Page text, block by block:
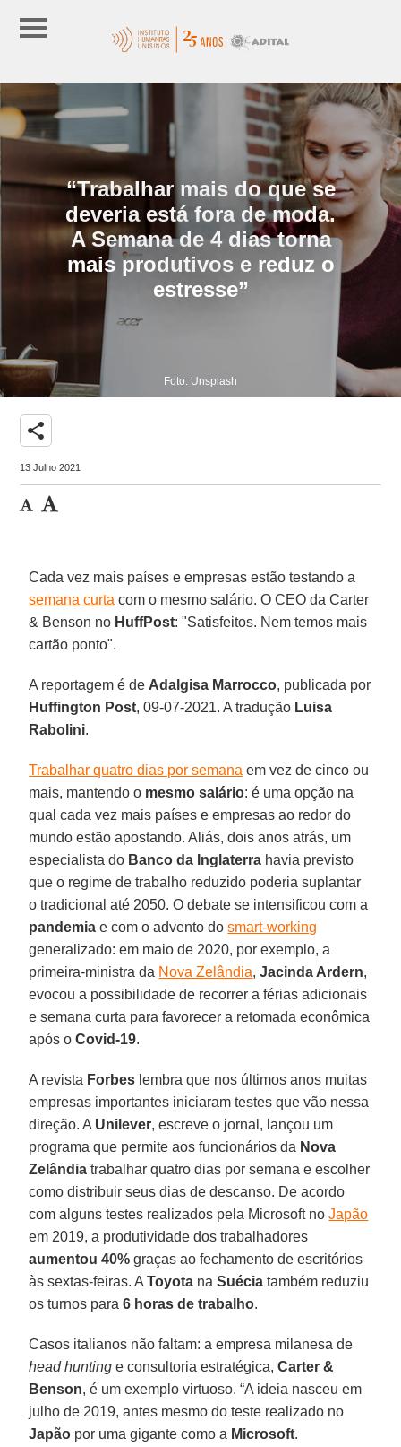
“Trabalhar mais do que se
deveria está fora de moda.
A Semana de 4 dias torna
mais produtivos e reduz o
estresse”
Foto: Unsplash
share
13 Julho 2021
Cada vez mais países e empresas estão testando a
semana curta com o mesmo salário. O CEO da Carter
& Benson no HuffPost: "Satisfeitos. Nem temos mais
cartão ponto".
A reportagem é de Adalgisa Marrocco, publicada por
Huffington Post, 09-07-2021. A tradução Luisa
Rabolini.
Trabalhar quatro dias por semana em vez de cinco ou
mais, mantendo o mesmo salário: é uma opção na
qual cada vez mais países e empresas ao redor do
mundo estão apostando. Aliás, dois anos atrás, um
especialista do Banco da Inglaterra havia previsto
que o regime de trabalho reduzido poderia suplantar
o tradicional até 2050. O debate se intensificou com a
pandemia e com o advento dosmart-working
generalizado: em maio de 2020, por exemplo, a
primeira-ministra da Nova Zelândia,Jacinda Ardern,
evocou a possibilidade de recorrer a férias adicionais
e semana curta para favorecer a retomada econômica
após oCovid-19.
A revista Forbes lembra que nos últimos anos muitas
empresas importantes iniciaram testes que vão nessa
direção. A Unilever, escreve o jornal, lançou um
programa que permite aos funcionários da Nova
Zelândia trabalhar quatro dias por semana e escolher
como distribuir seus dias de descanso. De acordo
com alguns testes realizados pela Microsoft noJapão
em 2019, a produtividade dos trabalhadores
aumentou 40% graças ao fechamento de escritórios
às sextas-feiras. AToyota naSuécia também reduziu
os turnos para6 horas de trabalho.
Casos italianos não faltam: a empresa milanesa de
head hunting e consultoria estratégica,Carter &
Benson, é um exemplo virtuoso. “A ideia nasceu em
julho de 2019, antes mesmo do teste realizado no
Japão por uma gigante como a Microsoft.